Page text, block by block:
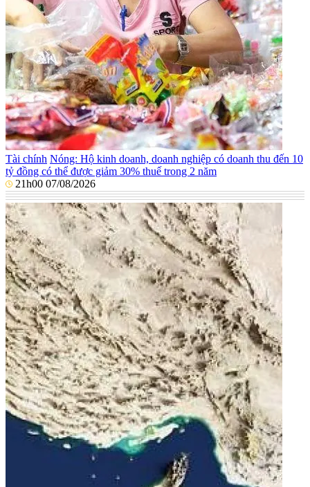
Tài chính Nóng: Hộ kinh doanh, doanh nghiệp có doanh thu đến 10
tỷ đồng có thể được giảm 30% thuế trong 2 năm
21h00 07/08/2026